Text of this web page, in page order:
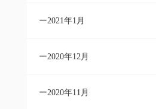
2021年1月
2020年12月
2020年11月